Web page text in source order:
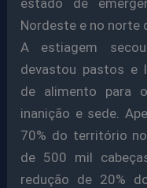
Nordeste e no norte
A estiagem
devastou pastos e
de alimento para
inanição e sede.
70% do território
de 500 mil
redução de 20%